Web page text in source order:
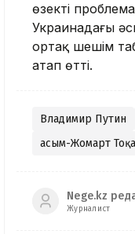
өзекті
Украинадағы
ортақ шешім
атап өтті.
Владимир Путин
Қасым-Жомарт
Nege.kz
Журналист